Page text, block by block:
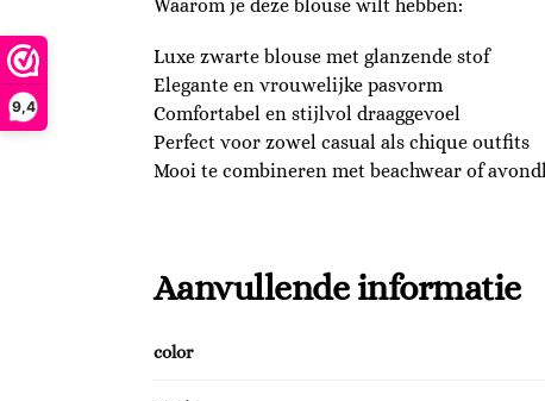
9,4
Waarom je deze blouse wilt hebben:
Luxe zwarte blouse met glanzende stof
Elegante en vrouwelijke pasvorm
Comfortabel en stijlvol draaggevoel
Perfect voor zowel casual als chique outfits
Mooi te combineren met beachwear of
Aanvullende informatie
color